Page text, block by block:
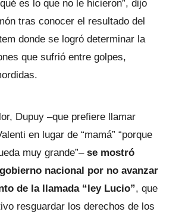
es lo que no le hicieron”, dijo
tras conocer el resultado del
donde se logró determinar la
que sufrió entre golpes,
Dupuy –que prefiere llamar
en lugar de “mamá” “porque
muy grande”–se mostró
nacional por no avanzar
de la llamada “ley Lucio”, que
resguardar los derechos de los